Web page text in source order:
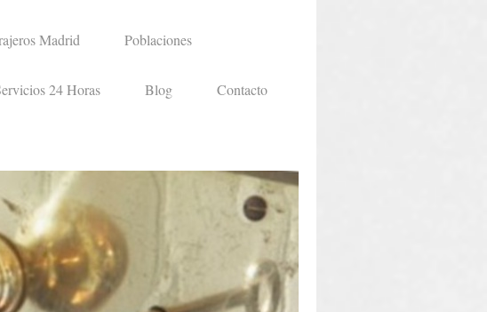
Madrid Poblaciones
24 Horas Blog Contacto